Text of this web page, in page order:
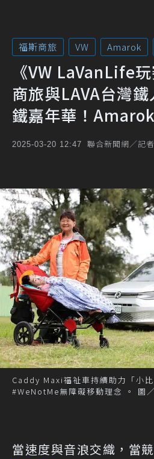
福斯商旅 VW Amarok
《VW LaVanLife
商旅與LAVA台灣
鐵嘉年華！
2025-03-20 12:47 聯合新聞網／記
Caddy Maxi福祉車持續助力「小
#WeNotMe無障礙移動理念 。 圖
當速度與音浪交織，當